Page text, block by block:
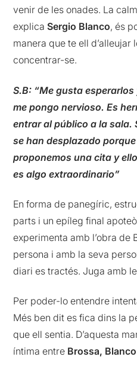
venir de les onades. La
explicaSergio Blanco, és
manera que te ell d’alleujar
concentrar-se.
S.B: “Me gusta
me pongo nervioso. Es
entrar al público a la sala.
se han desplazado
proponemos una cita y
es algo extraordinario”
En forma de panegíric,
parts i un epíleg final
experimenta amb l’obra de
persona i amb la seva
diari es tractés. Juga amb
Per poder-lo entendre
Més ben dit es fica dins la
que ell sentia. D’aquesta
íntima entre Brossa, Blanco